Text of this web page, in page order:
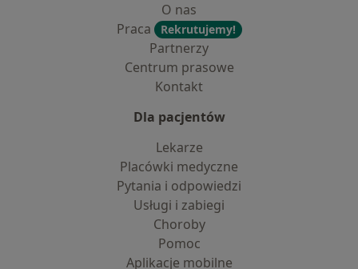
O nas
Praca
Rekrutujemy!
Partnerzy
Centrum prasowe
Kontakt
Dla pacjentów
Lekarze
Placówki medyczne
Pytania i odpowiedzi
Usługi i zabiegi
Choroby
Pomoc
Aplikacje mobilne